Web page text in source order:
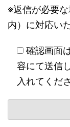
※返信が必要
内）に対応い
確認画面
容にて送信
入れてくだ